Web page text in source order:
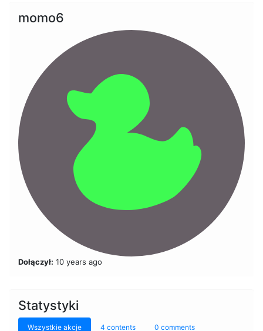
momo6
Dołączył: 10 years ago
Statystyki
Wszystkie akcje 4 contents 0 comments